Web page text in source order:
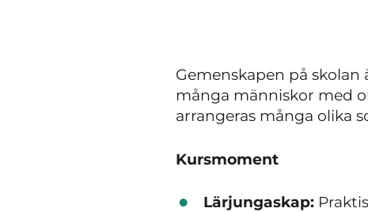
Gemenskapen på
många människor med
arrangeras många olika
Kursmoment
Lärjungaskap: